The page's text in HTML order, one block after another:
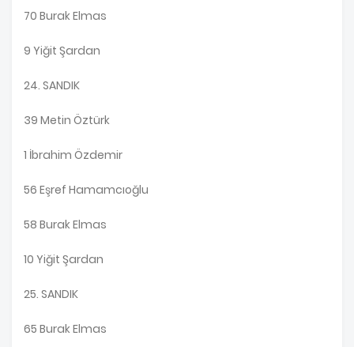
70 Burak Elmas
9 Yiğit Şardan
24. SANDIK
39 Metin Öztürk
1 İbrahim Özdemir
56 Eşref Hamamcıoğlu
58 Burak Elmas
10 Yiğit Şardan
25. SANDIK
65 Burak Elmas